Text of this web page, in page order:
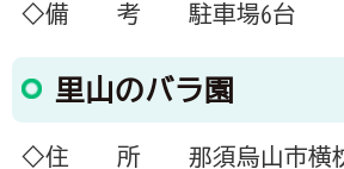
◇備 考 駐車場6台
里山のバラ園
◇住 所 那須烏山市横枕